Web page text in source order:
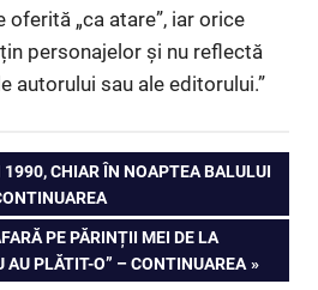
„ca atare”, iar orice
personajelor și nu reflectă
autorului sau ale editorului.”
1990, CHIAR ÎN NOAPTEA BALULUI
PE PĂRINȚII MEI DE LA
AU PLĂTIT-O” – CONTINUAREA